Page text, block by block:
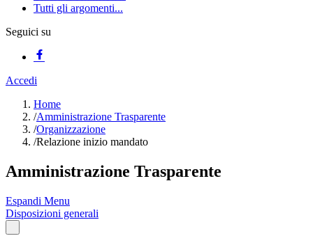
Tutti gli argomenti...
Seguici su
Accedi
Home
/Amministrazione Trasparente
/Organizzazione
/Relazione inizio mandato
Amministrazione Trasparente
Espandi Menu
Disposizioni generali